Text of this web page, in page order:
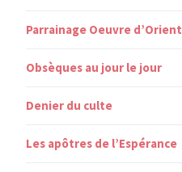
Parrainage Oeuvre d’Orient
Obsèques au jour le jour
Denier du culte
Les apôtres de l’Espérance